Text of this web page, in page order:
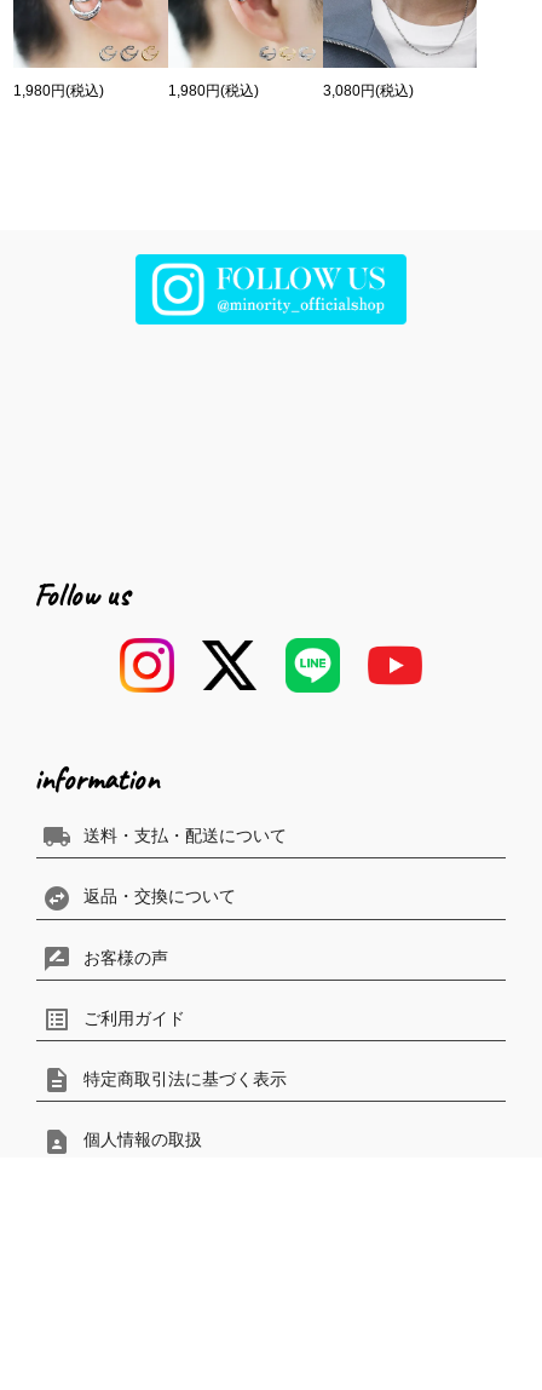
1,980円(税込) 1,980円(税込) 3,080円(税込)
Follow us
information
local_shipping 送料・支払・配送について
swap_horizontal_circle 返品・交換について
rate_review お客様の声
list_alt ご利用ガイド
description 特定商取引法に基づく表示
contact_page 個人情報の取扱